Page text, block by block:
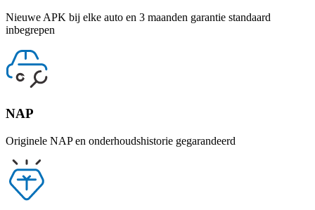
Nieuwe APK bij elke auto en 3 maanden garantie standaard
inbegrepen
NAP
Originele NAP en onderhoudshistorie gegarandeerd